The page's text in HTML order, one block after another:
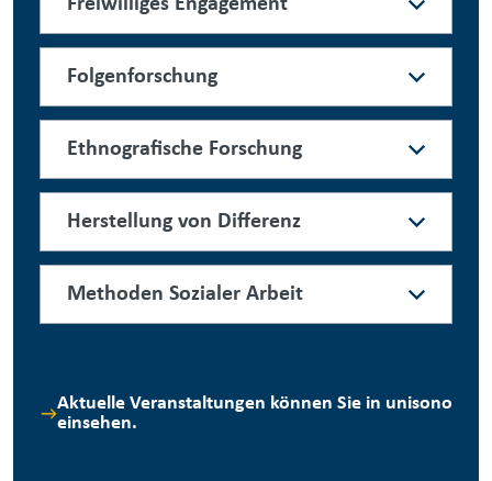
Folgenforschung
Ethnografische Forschung
Herstellung von Differenz
Methoden Sozialer Arbeit
Aktuelle Veranstaltungen können Sie in unisono
einsehen.